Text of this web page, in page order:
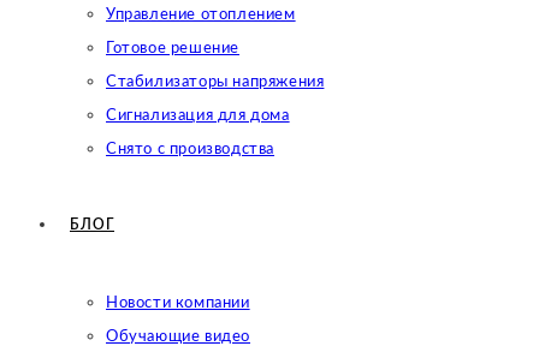
Управление отоплением
Готовое решение
Cтабилизаторы напряжения
Сигнализация для дома
Снято с производства
БЛОГ
Новости компании
Обучающие видео